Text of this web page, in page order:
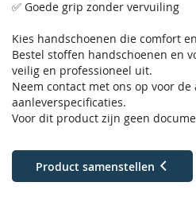
✅ Goede grip zonder vervuiling
Kies handschoenen die comfort
Bestel stoffen handschoenen en
veilig en professioneel uit.
Neem contact met ons op voor de
aanleverspecificaties.
Voor dit product zijn geen
Product samenstellen